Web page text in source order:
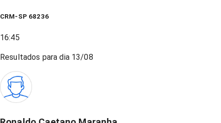
CRM-SP 68236
16:45
Resultados para dia 13/08